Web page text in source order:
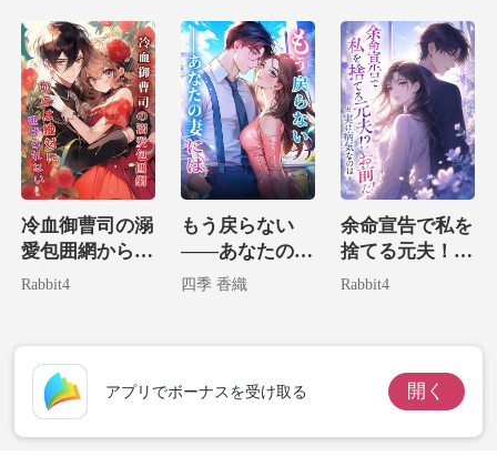
冷血御曹司の溺
愛包囲網からは
絶対に逃げられ
Rabbit4
もう戻らない
――あなたの妻
には
四季 香織
余命宣告で私を
捨てる元夫！？
実は病気なのは
Rabbit4
アプリでボーナスを受け取る 開く